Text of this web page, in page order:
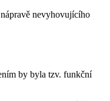
nevyhovujícího
by byla tzv. funkční